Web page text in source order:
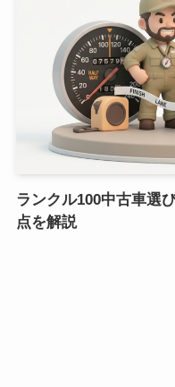
ランクル100中古車選
点を解説